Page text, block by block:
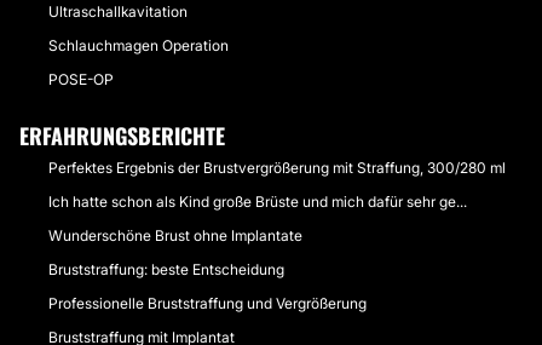
Ultraschallkavitation
Schlauchmagen Operation
POSE-OP
ERFAHRUNGSBERICHTE
Perfektes Ergebnis der Brustvergrößerung mit Straffung, 300/280 ml
Ich hatte schon als Kind große Brüste und mich dafür sehr ge...
Wunderschöne Brust ohne Implantate
Bruststraffung: beste Entscheidung
Professionelle Bruststraffung und Vergrößerung
Bruststraffung mit Implantat